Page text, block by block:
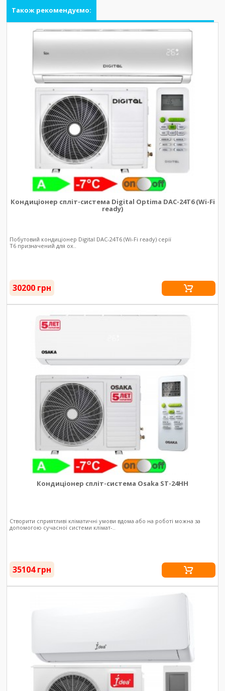
Також рекомендуємо:
Кондиціонер спліт-система Digital Optima DAC-24T6 (Wi-Fi
ready)
Побутовий кондиціонер Digital DAC-24T6 (Wi-Fi ready) серії
T6 призначений для ох..
30200 грн
Кондиціонер спліт-система Osaka ST-24HH
Створити сприятливі кліматичні умови вдома або на роботі можна за
допомогою сучасної системи клімат-..
35104 грн